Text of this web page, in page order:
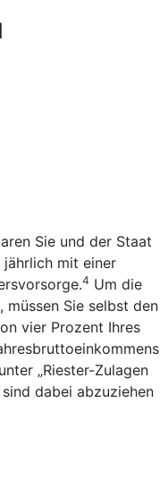
Sie und der Staat
mit einer
4 Um die
müssen Sie selbst den
vier Prozent Ihres
„Riester-Zulagen
dabei abzuziehen